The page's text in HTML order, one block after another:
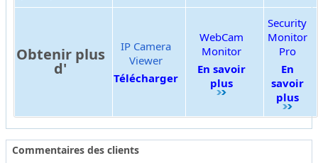
Obtenir plus
d'
IP Camera
Viewer
Télécharger
WebCam
Monitor
En savoir
plus
Security
Monitor
Pro
En
savoir
plus
Commentaires des clients